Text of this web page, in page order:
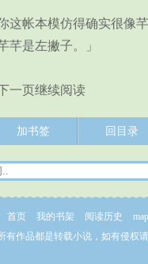
帐本模仿得确实很像芊
是左撇子。」
页继续阅读
加书签 回目录
首页 我的书架 阅读历史
map
有作品都是转载小说，如有侵权请